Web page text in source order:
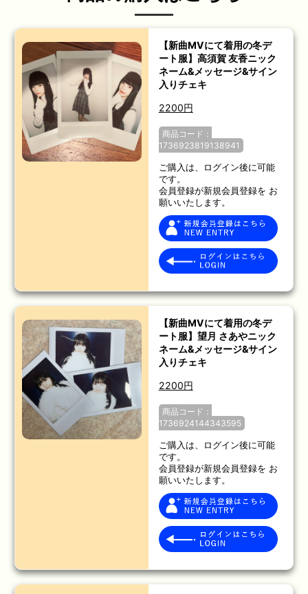
【新曲MVにて着用の冬デ
ート服】高須賀 友香ニック
ネーム&メッセージ&サイン
入りチェキ
2200円
商品コード：
1736923819138941
ご購入は、ログイン後に可能
です。
会員登録が新規会員登録を お
願いいたします。
【新曲MVにて着用の冬デ
ート服】望月 さあやニック
ネーム&メッセージ&サイン
入りチェキ
2200円
商品コード：
1736924144343595
ご購入は、ログイン後に可能
です。
会員登録が新規会員登録を お
願いいたします。